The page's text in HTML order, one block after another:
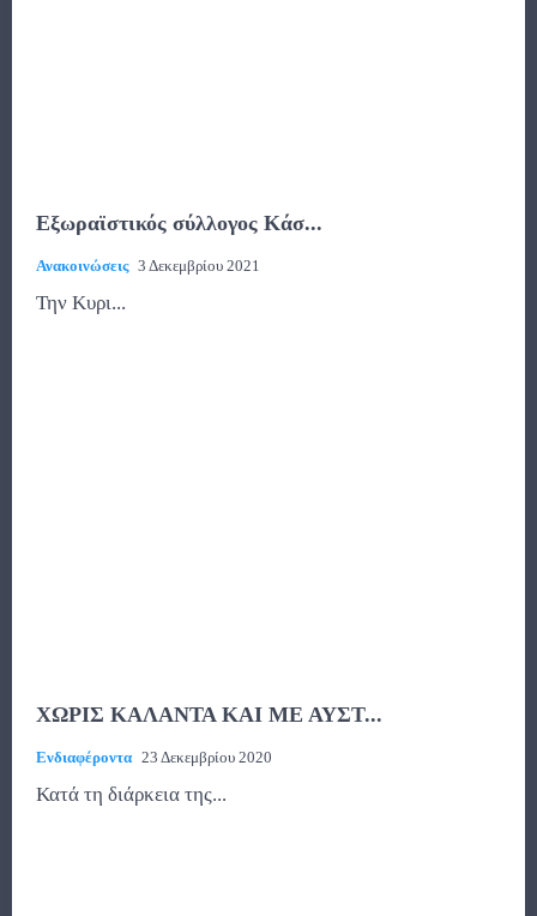
Εξωραϊστικός σύλλογος Κάσ...
Ανακοινώσεις 3 Δεκεμβρίου 2021
Την Κυρι...
ΧΩΡΙΣ ΚΑΛΑΝΤΑ ΚΑΙ ΜΕ ΑΥΣΤ...
Ενδιαφέροντα 23 Δεκεμβρίου 2020
Κατά τη διάρκεια της...